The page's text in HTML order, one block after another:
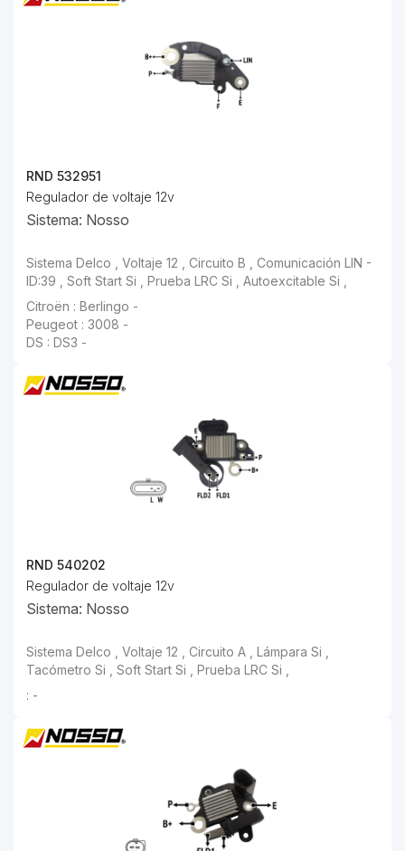
RND 532951
Regulador de voltaje 12v
Sistema: Nosso
Citroën : Berlingo -
Peugeot : 3008 -
DS : DS3 -
RND 540202
Regulador de voltaje 12v
Sistema: Nosso
: -